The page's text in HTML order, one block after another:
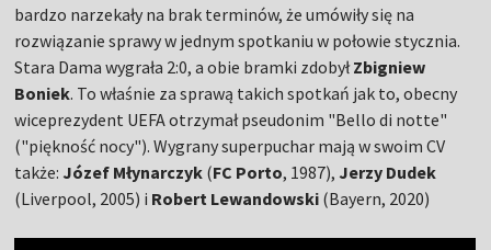
bardzo narzekały na brak terminów, że umówiły się na
rozwiązanie sprawy w jednym spotkaniu w połowie stycznia.
Stara Dama wygrała 2:0, a obie bramki zdobyłZbigniew
Boniek. To właśnie za sprawą takich spotkań jak to, obecny
wiceprezydent UEFA otrzymał pseudonim "Bello di notte"
("piękność nocy"). Wygrany superpuchar mają w swoim CV
także: Józef Młynarczyk (FC Porto, 1987), Jerzy Dudek
(Liverpool, 2005) i Robert Lewandowski (Bayern, 2020)